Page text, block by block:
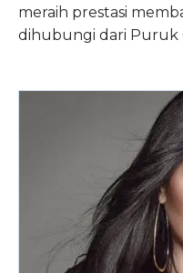
meraih prestasi
dihubungi dari Puruk